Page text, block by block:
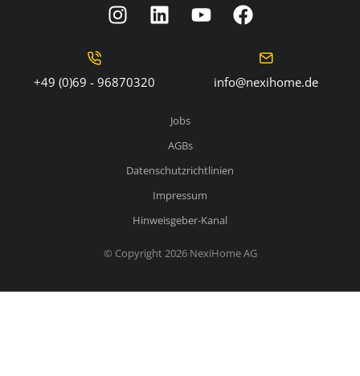
+49 (0)69 - 96870320 info@nexihome.de
Jobs
AGBs
Datenschutzrichtlinien
Impressum
Hinweisgeber-Kanal
© Copyright 2026 NexiHome AG